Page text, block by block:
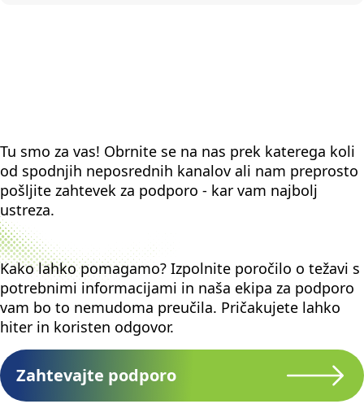
Tu smo za vas! Obrnite se na nas prek katerega koli
od spodnjih neposrednih kanalov ali nam preprosto
pošljite zahtevek za podporo - kar vam najbolj
ustreza.
Kako lahko pomagamo? Izpolnite poročilo o težavi s
potrebnimi informacijami in naša ekipa za podporo
vam bo to nemudoma preučila. Pričakujete lahko
hiter in koristen odgovor.
Zahtevajte podporo